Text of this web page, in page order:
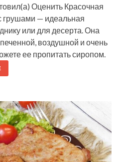
Оценить Красочная
грушами — идеальная
или для десерта. Она
воздушной и очень
ее пропитать сиропом.